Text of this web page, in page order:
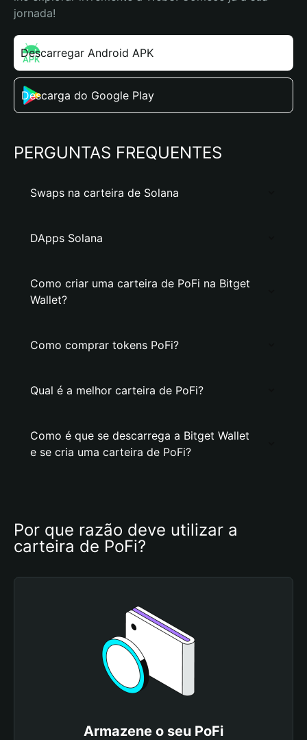
jornada!
Descarregar Android APK
Descarga do Google Play
PERGUNTAS FREQUENTES
Swaps na carteira de Solana
DApps Solana
Como criar uma carteira de PoFi na Bitget
Wallet?
Como comprar tokens PoFi?
Qual é a melhor carteira de PoFi?
Como é que se descarrega a Bitget Wallet
e se cria uma carteira de PoFi?
Por que razão deve utilizar a
carteira de PoFi?
Armazene o seu PoFi